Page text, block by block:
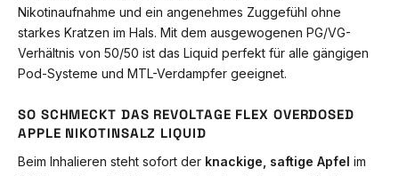
Nikotinaufnahme und ein angenehmes Zuggefühl ohne
starkes Kratzen im Hals. Mit dem ausgewogenen PG/VG-
Verhältnis von 50/50 ist das Liquid perfekt für alle gängigen
Pod-Systeme und MTL-Verdampfer geeignet.
SO SCHMECKT DAS REVOLTAGE FLEX OVERDOSED
APPLE NIKOTINSALZ LIQUID
Beim Inhalieren steht sofort der knackige, saftige Apfel im